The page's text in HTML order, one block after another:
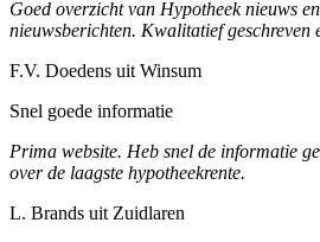
Goed overzicht van Hypotheek nieuws
nieuwsberichten. Kwalitatief geschreven
F.V. Doedens uit Winsum
Snel goede informatie
Prima website. Heb snel de informatie
over de laagste hypotheekrente.
L. Brands uit Zuidlaren